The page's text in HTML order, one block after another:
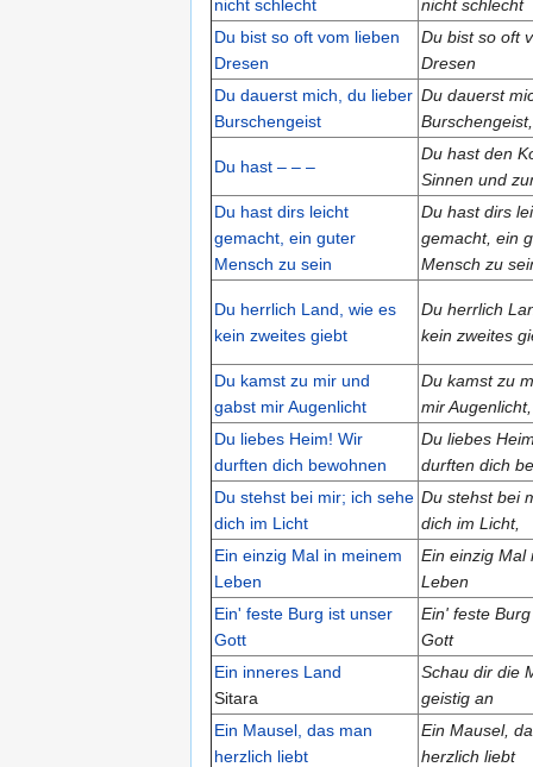
nicht schlecht
nicht schlecht
Du bist so oft vom lieben
Dresen
Du bist so oft
Dresen
Du dauerst mich, du lieber
Burschengeist
Du dauerst
Burschengeist,
Du hast – – –
Du hast den
Sinnen und
Du hast dirs leicht
gemacht, ein guter
Mensch zu sein
Du hast dirs
gemacht, ein
Mensch zu
Du herrlich Land, wie es
kein zweites giebt
Du herrlich
kein zweites
Du kamst zu mir und
gabst mir Augenlicht
Du kamst zu
mir Augenlicht,
Du liebes Heim! Wir
durften dich bewohnen
Du liebes
durften dich
Du stehst bei mir; ich sehe
dich im Licht
Du stehst bei
dich im Licht,
Ein einzig Mal in meinem
Leben
Ein einzig Mal
Leben
Ein' feste Burg ist unser
Gott
Ein' feste
Gott
Ein inneres Land
Sitara
Schau dir die
geistig an
Ein Mausel, das man
herzlich liebt
Ein Mausel,
herzlich liebt